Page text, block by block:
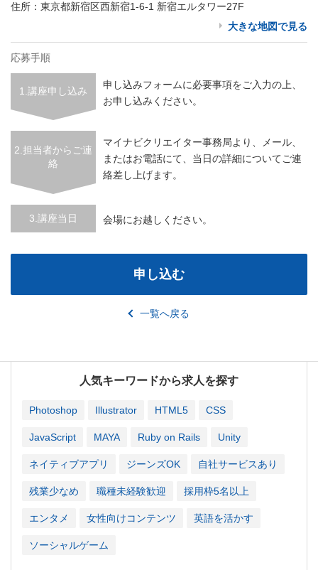
住所：東京都新宿区西新宿1-6-1 新宿エルタワー27F
大きな地図で見る
応募手順
1.講座申し込み
申し込みフォームに必要事項をご入力の上、
お申し込みください。
2.担当者からご連
絡
マイナビクリエイター事務局より、メール、
またはお電話にて、当日の詳細についてご連
絡差し上げます。
3.講座当日 会場にお越しください。
申し込む
一覧へ戻る
人気キーワードから求人を探す
Photoshop Illustrator HTML5 CSS
JavaScript MAYA Ruby on Rails Unity
ネイティブアプリ ジーンズOK 自社サービスあり
残業少なめ 職種未経験歓迎 採用枠5名以上
エンタメ 女性向けコンテンツ 英語を活かす
ソーシャルゲーム